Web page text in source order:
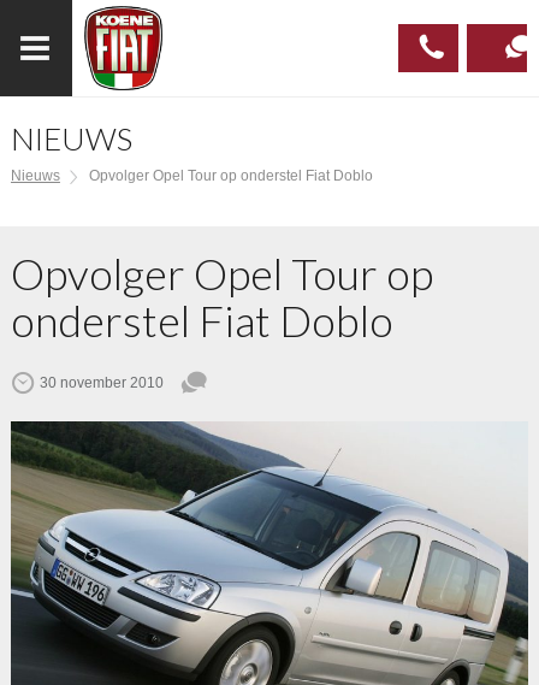
NIEUWS
Nieuws Opvolger Opel Tour op onderstel Fiat Doblo
Opvolger Opel Tour op
onderstel Fiat Doblo
30 november 2010